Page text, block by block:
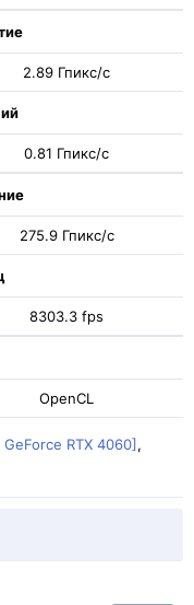
2.89 Гпикс/с
0.81 Гпикс/с
275.9 Гпикс/с
8303.3 fps
OpenCL
RTX 4060],